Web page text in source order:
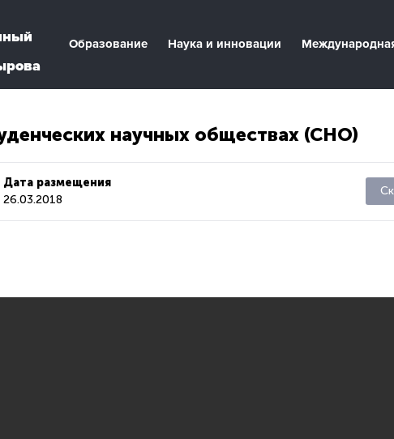
Образование Наука и инновации
научных обществах (СНО)
Дата размещения
26.03.2018